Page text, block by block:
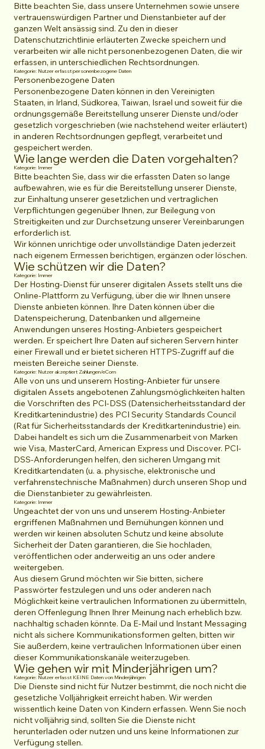
Bitte beachten Sie, dass unsere Unternehmen sowie unsere
vertrauenswürdigen Partner und Dienstanbieter auf der
ganzen Welt ansässig sind. Zu den in dieser
Datenschutzrichtlinie erläuterten Zwecke speichern und
verarbeiten wir alle nicht personenbezogenen Daten, die wir
erfassen, in unterschiedlichen Rechtsordnungen.
Kategorie: Nutzer erfasst personenbezogene Daten
Personenbezogene Daten
Personenbezogene Daten können in den Vereinigten
Staaten, in Irland, Südkorea, Taiwan, Israel und soweit für die
ordnungsgemäße Bereitstellung unserer Dienste und/oder
gesetzlich vorgeschrieben (wie nachstehend weiter erläutert)
in anderen Rechtsordnungen gepflegt, verarbeitet und
gespeichert werden.
Wie lange werden die Daten vorgehalten?
Kategorie: Immer
Bitte beachten Sie, dass wir die erfassten Daten so lange
aufbewahren, wie es für die Bereitstellung unserer Dienste,
zur Einhaltung unserer gesetzlichen und vertraglichen
Verpflichtungen gegenüber Ihnen, zur Beilegung von
Streitigkeiten und zur Durchsetzung unserer Vereinbarungen
erforderlich ist.
Wir können unrichtige oder unvollständige Daten jederzeit
nach eigenem Ermessen berichtigen, ergänzen oder löschen.
Wie schützen wir die Daten?
Kategorie: Immer
Der Hosting-Dienst für unserer digitalen Assets stellt uns die
Online-Plattform zu Verfügung, über die wir Ihnen unsere
Dienste anbieten können. Ihre Daten können über die
Datenspeicherung, Datenbanken und allgemeine
Anwendungen unseres Hosting-Anbieters gespeichert
werden. Er speichert Ihre Daten auf sicheren Servern hinter
einer Firewall und er bietet sicheren HTTPS-Zugriff auf die
meisten Bereiche seiner Dienste.
Kategorie: Nutzer akzeptiert Zahlungen/eCom
Alle von uns und unserem Hosting-Anbieter für unsere
digitalen Assets angebotenen Zahlungsmöglichkeiten halten
die Vorschriften des PCI-DSS (Datensicherheitsstandard der
Kreditkartenindustrie) des PCI Security Standards Council
(Rat für Sicherheitsstandards der Kreditkartenindustrie) ein.
Dabei handelt es sich um die Zusammenarbeit von Marken
wie Visa, MasterCard, American Express und Discover. PCI-
DSS-Anforderungen helfen, den sicheren Umgang mit
Kreditkartendaten (u. a. physische, elektronische und
verfahrenstechnische Maßnahmen) durch unseren Shop und
die Dienstanbieter zu gewährleisten.
Kategorie: Immer
Ungeachtet der von uns und unserem Hosting-Anbieter
ergriffenen Maßnahmen und Bemühungen können und
werden wir keinen absoluten Schutz und keine absolute
Sicherheit der Daten garantieren, die Sie hochladen,
veröffentlichen oder anderweitig an uns oder andere
weitergeben.
Aus diesem Grund möchten wir Sie bitten, sichere
Passwörter festzulegen und uns oder anderen nach
Möglichkeit keine vertraulichen Informationen zu übermitteln,
deren Offenlegung Ihnen Ihrer Meinung nach erheblich bzw.
nachhaltig schaden könnte. Da E-Mail und Instant Messaging
nicht als sichere Kommunikationsformen gelten, bitten wir
Sie außerdem, keine vertraulichen Informationen über einen
dieser Kommunikationskanäle weiterzugeben.
Wie gehen wir mit Minderjährigen um?
Kategorie: Nutzer erfasst KEINE Daten von Minderjährigen
Die Dienste sind nicht für Nutzer bestimmt, die noch nicht die
gesetzliche Volljährigkeit erreicht haben. Wir werden
wissentlich keine Daten von Kindern erfassen. Wenn Sie noch
nicht volljährig sind, sollten Sie die Dienste nicht
herunterladen oder nutzen und uns keine Informationen zur
Verfügung stellen.